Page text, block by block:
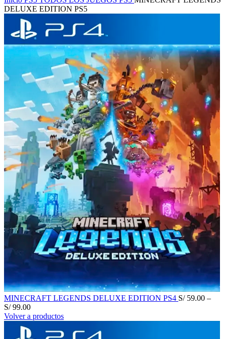
DELUXE EDITION PS5
MINECRAFT LEGENDS DELUXE EDITION PS4 S/59.00 –
S/99.00
Volver a productos